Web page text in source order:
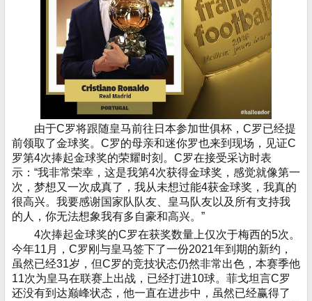
由于C罗将跟随皇马前往日本参加世俱杯，C罗已经提
前领取了金球奖。C罗的母亲和迷你罗也来到现场，见证C
罗第4次捧起金球奖的荣耀时刻。C罗在接受采访时表
示：“我非常荣幸，这是我第4次获得金球奖，感觉就像第一
次，梦想又一次成真了，我从未想过能4获金球奖，我真的
很高兴。我要感谢国家队队友、皇马队友以及所有支持我
的人，你无法想象我有多自豪和高兴。”
4次捧起金球奖的C罗在获奖数量上仅次于梅西的5次。
今年11月，C罗刚与皇马签下了一份2021年到期的新约，
虽然已经31岁，但C罗的竞技状态仍然非常出色，本赛季他
11次为皇马在联赛上出战，已经打进10球。菲戈坦言C罗
还没有到达巅峰状态，他一直在进步中，虽然已经赢得了